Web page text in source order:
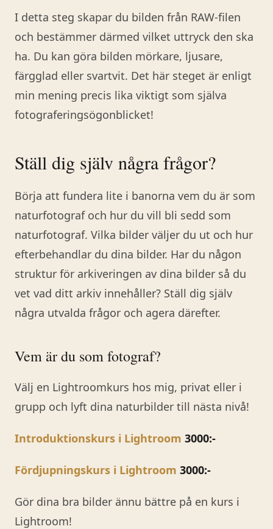
I detta steg skapar du bilden från RAW-filen
och bestämmer därmed vilket uttryck den ska
ha. Du kan göra bilden mörkare, ljusare,
färgglad eller svartvit. Det här steget är enligt
min mening precis lika viktigt som själva
fotograferingsögonblicket!
Ställ dig själv några frågor?
Börja att fundera lite i banorna vem du är som
naturfotograf och hur du vill bli sedd som
naturfotograf. Vilka bilder väljer du ut och hur
efterbehandlar du dina bilder. Har du någon
struktur för arkiveringen av dina bilder så du
vet vad ditt arkiv innehåller? Ställ dig själv
några utvalda frågor och agera därefter.
Vem är du som fotograf?
Välj en Lightroomkurs hos mig, privat eller i
grupp och lyft dina naturbilder till nästa nivå!
Introduktionskurs i Lightroom 3000:-
Fördjupningskurs i Lightroom 3000:-
Gör dina bra bilder ännu bättre på en kurs i
Lightroom!